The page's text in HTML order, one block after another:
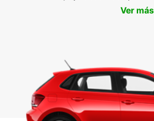
Ver más